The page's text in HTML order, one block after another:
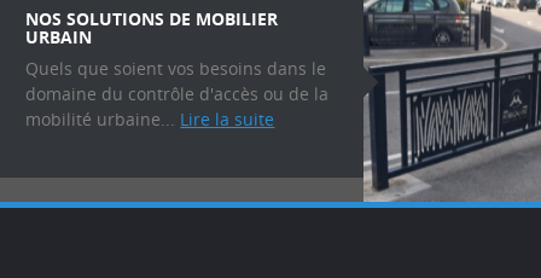
NOS SOLUTIONS DE MOBILIER
URBAIN
Quels que soient vos besoins dans le
domaine du contrôle d'accès ou de la
mobilité urbaine... Lire la suite